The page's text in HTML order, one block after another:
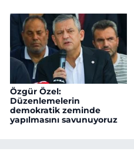
Özgür Özel:
Düzenlemelerin
demokratik zeminde
yapılmasını savunuyoruz